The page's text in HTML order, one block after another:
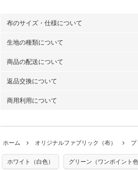
布のサイズ・仕様について
布の長さは50cm単位での販売になります。
※カットを希望の方は備考欄に「50cmず
生地の種類について
・現在、すべてのデザインのプリントに使
ーン）・コットンリネン（ビエラ織）・
（キャンバス・11号帆布）です。
◎ 各生地の詳細を見る
商品の配送について
・ネコポスでの配送は、布は2mまで型紙
ります。
※万が一、検品時に不備が見つかった場合
※土日祝は営業日に含まれません。
※配送日のご指定は承れません。出来上が
返品交換について
・布はご注文後に注文数量のみをプリント
ていた色味と違う、などの理由での返品
返品・交換対象の基準について詳しくは
商用利用について
た記載も不要です。（製品化した際に起
店及びnunocoto fabricは一切の責任を負
※有料型紙（ホームソーイング型紙シリー
ホーム オリジナルファブリック（布）
ホワイト（白色） グリーン（ワンポイント色